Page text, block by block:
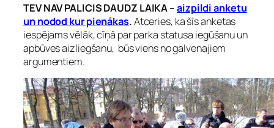
TEV NAV PALICIS DAUDZ LAIKA –aizpildi anketu
un nodod kur pienākas.Atceries, ka šīs anketas
iespējams vēlāk, cīņā par parka statusa iegūšanu un
apbūves aizliegšanu, būs viens no galvenajiem
argumentiem.